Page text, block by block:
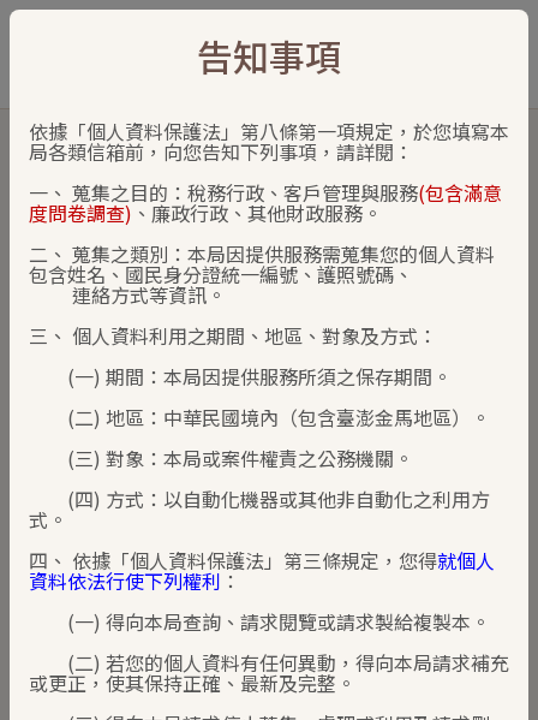
跳到主要內容
首頁 高雄國稅局信箱
分享到
監察信箱
您好！也許您不喜歡，也許您不在乎，但它－賦稅，國
理，維護優良課稅風紀，確保國庫稅收，提昇國家整體
競爭力，是我們國稅局監察室職責。如果您有任何關於
稅務人員、經收稅款或稅務中介人員或代客記帳人員涉
及違法舞弊訊息，請利用以下電話、傳真機或本網路告
敬祝 身心健康 萬事如意
監察信箱接收之相關項目如下：
1.檢舉稅務人員違法瀆職，刁難需索等貪瀆不法事項。
告知事項
依據「個人資料保護法」第八條第一項規定，於您填寫本
局各類信箱前，向您告知下列事項，請詳閱：
一、 蒐集之目的：稅務行政、客戶管理與服務(包含滿意
度問卷調查) 、廉政行政、其他財政服務。
二、 蒐集之類別：本局因提供服務需蒐集您的個人資料
包含姓名、國民身分證統一編號、護照號碼、
連絡方式等資訊。
三、 個人資料利用之期間、地區、對象及方式：
(一) 期間：本局因提供服務所須之保存期間。
(二) 地區：中華民國境內（包含臺澎金馬地區）。
(三) 對象：本局或案件權責之公務機關。
(四) 方式：以自動化機器或其他非自動化之利用方
式。
四、 依據「個人資料保護法」第三條規定，您得就個人
資料依法行使下列權利 ：
(一) 得向本局查詢、請求閱覽或請求製給複製本。
(二) 若您的個人資料有任何異動，得向本局請求補充
或更正，使其保持正確、最新及完整。